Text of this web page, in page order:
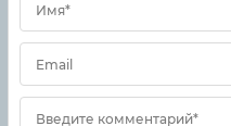
Имя*
Email
Введите комментарий*